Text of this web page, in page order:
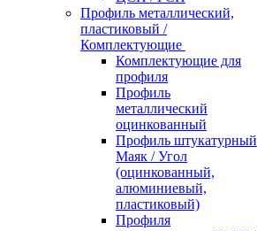
Профиль металлический,
пластиковый /
Комплектующие
Комплектующие для
профиля
Профиль
металлический
оцинкованный
Профиль штукатурный
Маяк / Угол
(оцинкованный,
алюминиевый,
пластиковый)
Профиля